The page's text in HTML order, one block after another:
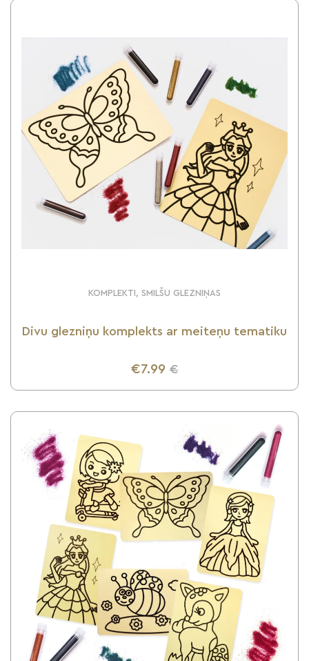
KOMPLEKTI, SMILŠU GLEZNIŅAS
Divu glezniņu komplekts ar meiteņu tematiku
€7.99 €
UZZINI VAIRĀK